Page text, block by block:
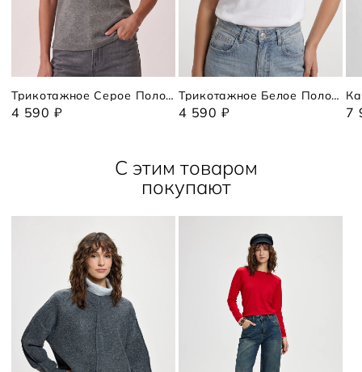
Трикотажное Серое Поло Коротким Рукавом
4 590 ₽
Трикотажное Белое Поло С Коротким Рукавом
4 590 ₽ 7
С этим товаром
покупают